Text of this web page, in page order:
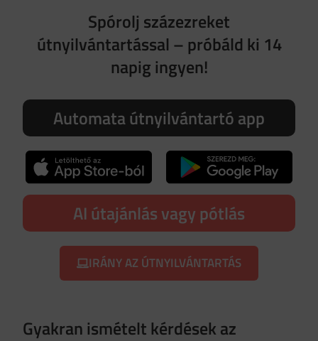
Spórolj százezreket
útnyilvántartással – próbáld ki 14
napig ingyen!
Automata útnyilvántartó app
AI útajánlás vagy pótlás
IRÁNY AZ ÚTNYILVÁNTARTÁS
Gyakran ismételt kérdések az